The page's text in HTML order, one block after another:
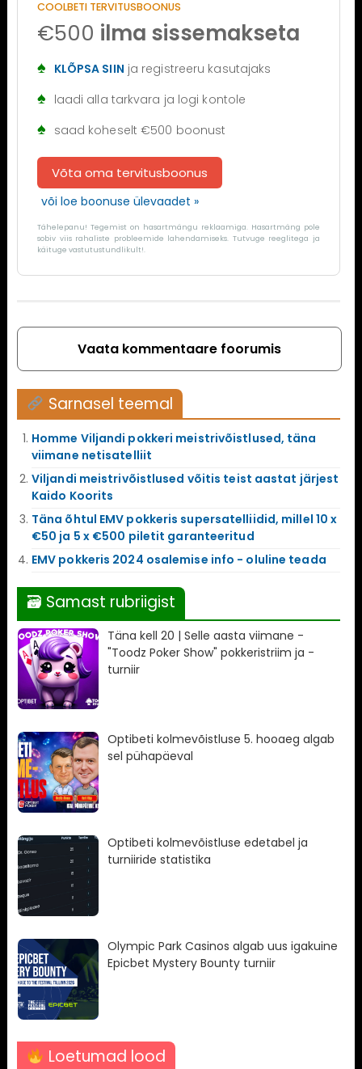
COOLBETI TERVITUSBOONUS
€500 ilma sissemakseta
KLÕPSA SIIN ja registreeru kasutajaks
laadi alla tarkvara ja logi kontole
saad koheselt €500 boonust
Võta oma tervitusboonus
või loe boonuse ülevaadet »
Tähelepanu! Tegemist on hasartmängu reklaamiga. Hasartmäng pole
sobiv viis rahaliste probleemide lahendamiseks. Tutvuge reeglitega ja
käituge vastutustundlikult!.
Vaata kommentaare foorumis
Sarnasel teemal
Homme Viljandi pokkeri meistrivõistlused, täna
viimane netisatelliit
Viljandi meistrivõistlused võitis teist aastat järjest
Kaido Koorits
Täna õhtul EMV pokkeris supersatelliidid, millel 10 x
€50 ja 5 x €500 piletit garanteeritud
EMV pokkeris 2024 osalemise info - oluline teada
🗃 Samast rubriigist
Täna kell 20 | Selle aasta viimane -
"Toodz Poker Show" pokkeristriim ja -
turniir
Optibeti kolmevõistluse 5. hooaeg algab
sel pühapäeval
Optibeti kolmevõistluse edetabel ja
turniiride statistika
Olympic Park Casinos algab uus igakuine
Epicbet Mystery Bounty turniir
Loetumad lood